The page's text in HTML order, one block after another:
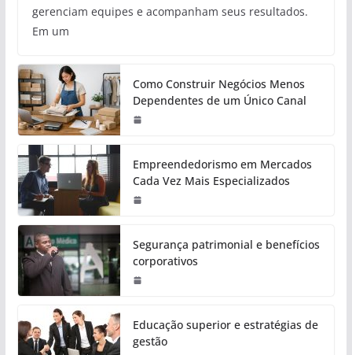
gerenciam equipes e acompanham seus resultados.
Em um
Como Construir Negócios Menos
Dependentes de um Único Canal
Empreendedorismo em Mercados
Cada Vez Mais Especializados
Segurança patrimonial e benefícios
corporativos
Educação superior e estratégias de
gestão